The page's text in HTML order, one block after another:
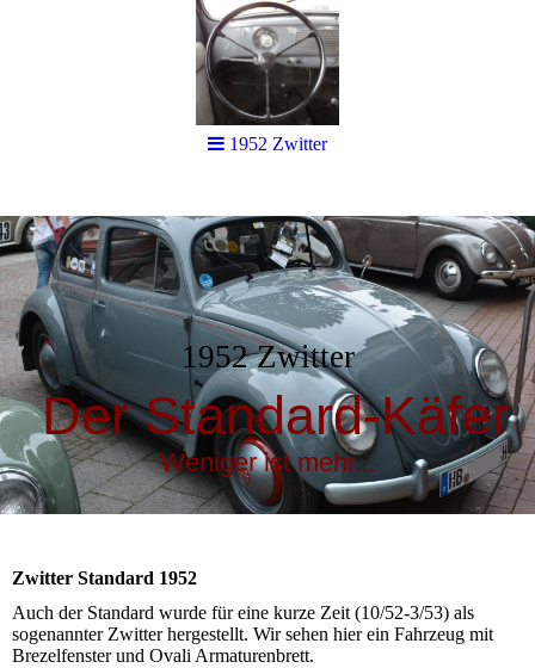
1952 Zwitter
Der Standard-Käfer
Weniger ist mehr...
Zwitter Standard 1952
Auch der Standard wurde für eine kurze Zeit (10/52-3/53) als
sogenannter Zwitter hergestellt. Wir sehen hier ein Fahrzeug mit
Brezelfenster und Ovali Armaturenbrett.
1952 Zwitter